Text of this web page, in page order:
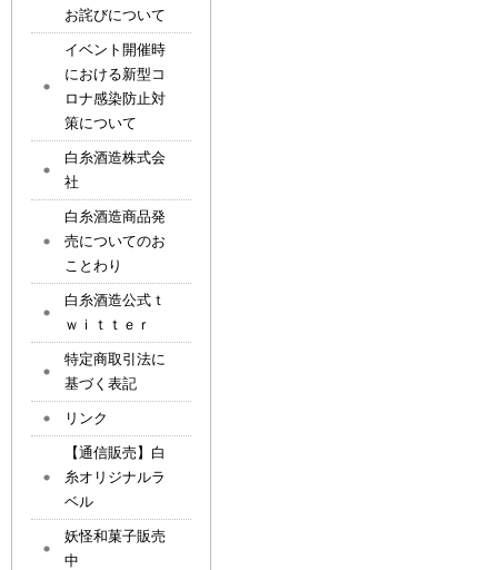
お詫びについて
イベント開催時
における新型コ
ロナ感染防止対
策について
白糸酒造株式会
社
白糸酒造商品発
売についてのお
ことわり
白糸酒造公式ｔ
ｗｉｔｔｅｒ
特定商取引法に
基づく表記
リンク
【通信販売】白
糸オリジナルラ
ベル
妖怪和菓子販売
中